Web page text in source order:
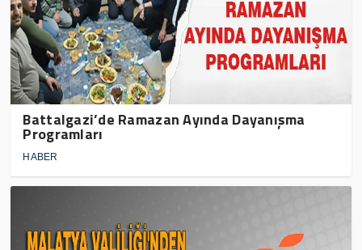
Battalgazi’de Ramazan Ayında Dayanışma
Programları
HABER